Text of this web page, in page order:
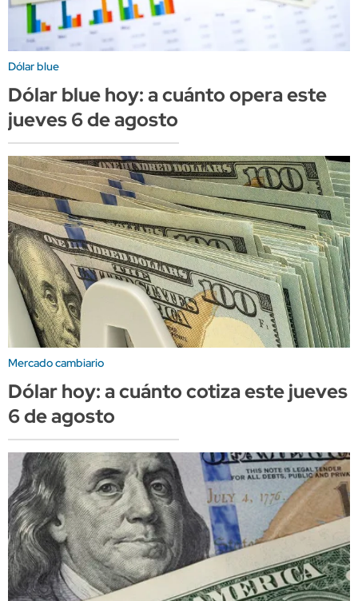
Dólar blue
Dólar blue hoy: a cuánto opera este
jueves 6 de agosto
Mercado cambiario
Dólar hoy: a cuánto cotiza este jueves
6 de agosto